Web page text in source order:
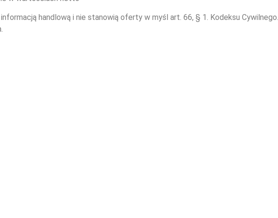
informacją handlową i nie stanowią oferty w myśl art. 66, § 1. Kodeksu